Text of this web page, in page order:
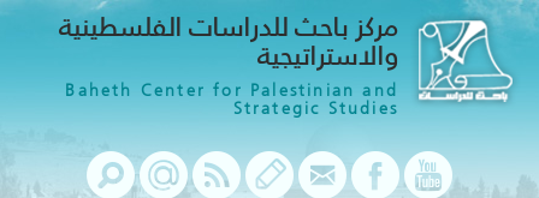
مركز باحث للدراسات الفلسطينية
والاستراتيجية
Baheth Center for Palestinian and
Strategic Studies